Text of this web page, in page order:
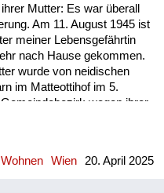
Mutter: Es war überall
Am 11. August 1945 ist
meiner Lebensgefährtin
nach Hause gekommen.
wurde von neidischen
im Matteottihof im 5.
wegen ihrer
Die schlimmste Erfahrung
Wohnen Wien 20. April 2025